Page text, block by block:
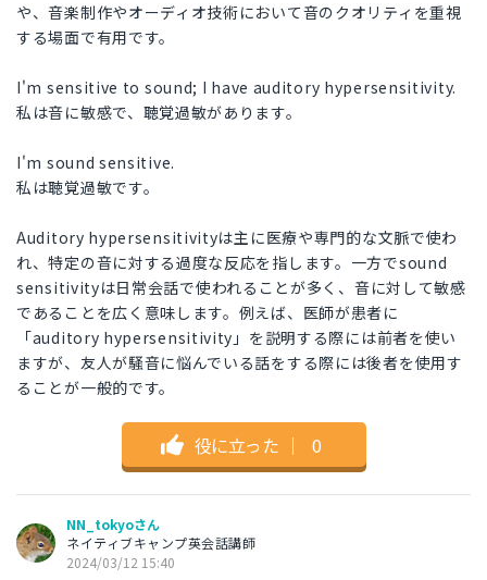
や、音楽制作やオーディオ技術において音のクオリティを重視
する場面で有用です。
I'm sensitive to sound; I have auditory hypersensitivity.
私は音に敏感で、聴覚過敏があります。
I'm sound sensitive.
私は聴覚過敏です。
Auditory hypersensitivityは主に医療や専門的な文脈で使わ
れ、特定の音に対する過度な反応を指します。一方でsound
sensitivityは日常会話で使われることが多く、音に対して敏感
であることを広く意味します。例えば、医師が患者に
「auditory hypersensitivity」を説明する際には前者を使い
ますが、友人が騒音に悩んでいる話をする際には後者を使用す
ることが一般的です。
役に立った ｜ 0
NN_tokyoさん
ネイティブキャンプ英会話講師
2024/03/12 15:40